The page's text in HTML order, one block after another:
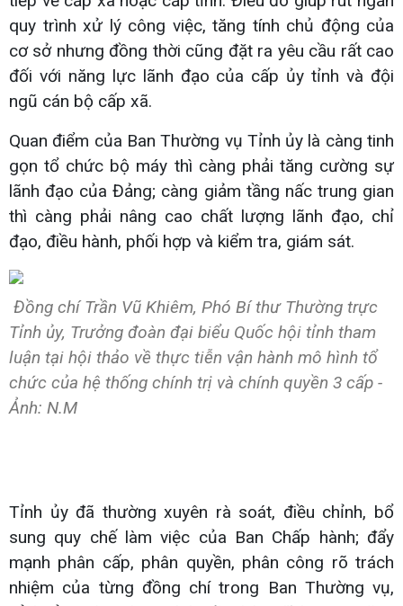
quy trình xử lý công việc, tăng tính chủ động của
cơ sở nhưng đồng thời cũng đặt ra yêu cầu rất cao
đối với năng lực lãnh đạo của cấp ủy tỉnh và đội
ngũ cán bộ cấp xã.
Quan điểm của Ban Thường vụ Tỉnh ủy là càng tinh
gọn tổ chức bộ máy thì càng phải tăng cường sự
lãnh đạo của Đảng; càng giảm tầng nấc trung gian
thì càng phải nâng cao chất lượng lãnh đạo, chỉ
đạo, điều hành, phối hợp và kiểm tra, giám sát.
Đồng chí Trần Vũ Khiêm, Phó Bí thư Thường trực
Tỉnh ủy, Trưởng đoàn đại biểu Quốc hội tỉnh tham
luận tại hội thảo về thực tiễn vận hành mô hình tổ
chức của hệ thống chính trị và chính quyền 3 cấp -
Ảnh: N.M
Tỉnh ủy đã thường xuyên rà soát, điều chỉnh, bổ
sung quy chế làm việc của Ban Chấp hành; đẩy
mạnh phân cấp, phân quyền, phân công rõ trách
nhiệm của từng đồng chí trong Ban Thường vụ,